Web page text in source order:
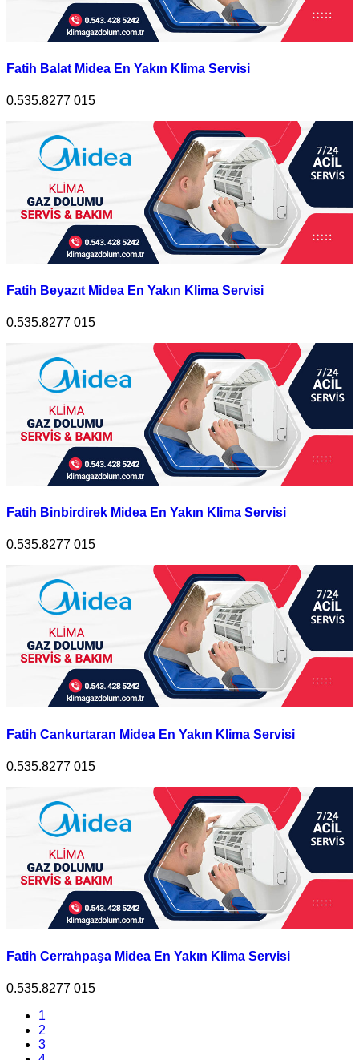
Fatih Balat Midea En Yakın Klima Servisi
0.535.8277 015
Fatih Beyazıt Midea En Yakın Klima Servisi
0.535.8277 015
Fatih Binbirdirek Midea En Yakın Klima Servisi
0.535.8277 015
Fatih Cankurtaran Midea En Yakın Klima Servisi
0.535.8277 015
Fatih Cerrahpaşa Midea En Yakın Klima Servisi
0.535.8277 015
1
2
3